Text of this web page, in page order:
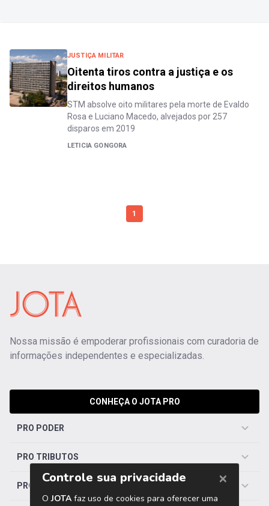
JUSTIÇA MILITAR
Oitenta tiros contra a justiça e os
direitos humanos
STM absolve oito militares pela morte de Evaldo
Rosa e Luciano Macedo, alvejados por 257
disparos em 2019
LETICIA GONGORA
1
Nossa missão é empoderar profissionais com curadoria de
informações independentes e especializadas.
CONHEÇA O JOTA PRO
PRO PODER
PRO TRIBUTOS
PRO TRABALHISTA